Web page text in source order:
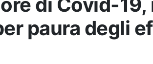
paura degli